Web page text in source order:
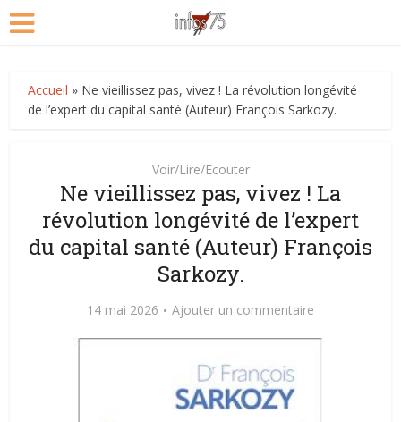
Accueil » Ne vieillissez pas, vivez ! La révolution longévité
de l’expert du capital santé (Auteur) François Sarkozy.
Voir/Lire/Ecouter
Ne vieillissez pas, vivez ! La
révolution longévité de l’expert
du capital santé (Auteur) François
Sarkozy.
14 mai 2026 Ajouter un commentaire